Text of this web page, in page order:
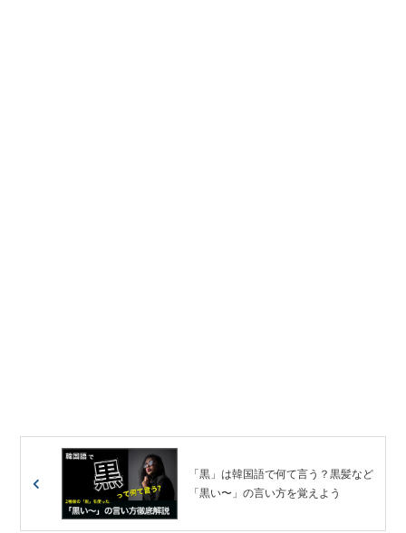
「黒」は韓国語で何て言う？黒髪など
「黒い〜」の言い方を覚えよう